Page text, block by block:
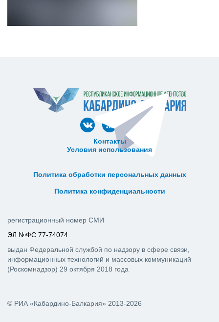
Контакты
Условия использования
Политика обработки персональных данных
Политика конфиденциальности
© РИА «Кабардино-Балкария» 2013-2026
регистрационный номер СМИ
ЭЛ №ФС 77-74074
выдан Федеральной службой по надзору в сфере связи,
информационных технологий и массовых коммуникаций
(Роскомнадзор) 29 октября 2018 года